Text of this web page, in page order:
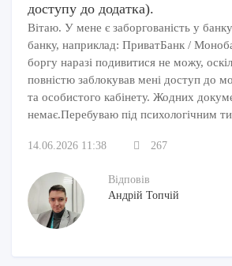
доступу до додатка).
Вітаю. У мене є заборгованість у
банку, наприклад: ПриватБанк /
боргу наразі подивитися не можу,
повністю заблокував мені доступ до
та особистого кабінету. Жодних
немає.Перебуваю під психологічним
14.06.2026 11:38 267
Відповів
Андрій Топчій